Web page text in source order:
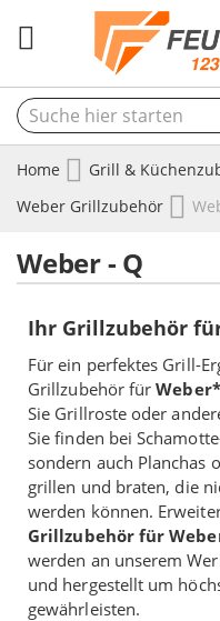
Home Grill &
Weber Grillzubehör
Weber - Q
Ihr Grillzubehör
Für ein perfektes Grill-
Grillzubehör für
Sie Grillroste oder
Sie finden bei
sondern auch Planchas
grillen und braten, die
werden können.
Grillzubehör für
werden an unserem
und hergestellt um
gewährleisten.